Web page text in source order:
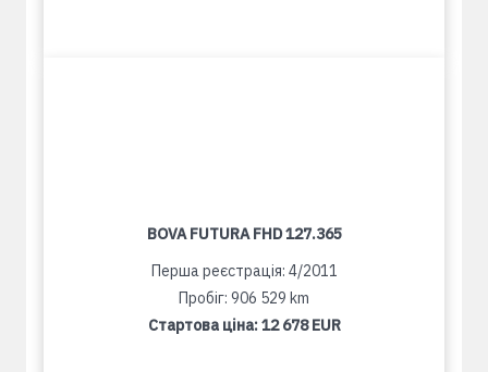
BOVA FUTURA FHD 127.365
Перша реєстрація: 4/2011
Пробіг: 906 529 km
Стартова ціна:12 678 EUR